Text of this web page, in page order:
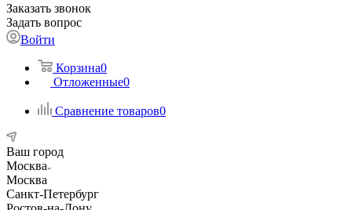
Заказать звонок
Задать вопрос
Войти
Корзина0
Отложенные0
Сравнение товаров0
Ваш город
Москва
Москва
Санкт-Петербург